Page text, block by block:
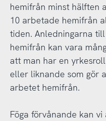
hemifrån minst hälften
10 arbetade hemifrån
tiden. Anledningarna
hemifrån kan vara
att man har en
eller liknande som gör
arbetet hemifrån.
Föga förvånande kan